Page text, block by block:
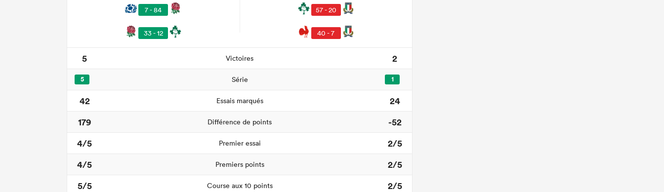
7 - 84
33 - 12
57 - 20
40 - 7
5 Victoires 2
5 Série 1
42 Essais marqués
24
179
Différence de points
-52
4/5
Premier essai
2/5
4/5
Premiers points
2/5
5/5
Course aux 10 points 2/5